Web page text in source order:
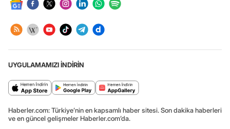
UYGULAMAMIZI İNDİRİN
Haberler.com: Türkiye’nin en kapsamlı haber sitesi. Son dakika haberleri
ve en güncel gelişmeler Haberler.com’da.